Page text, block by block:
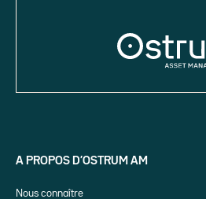
A PROPOS D’OSTRUM AM
Nous connaître